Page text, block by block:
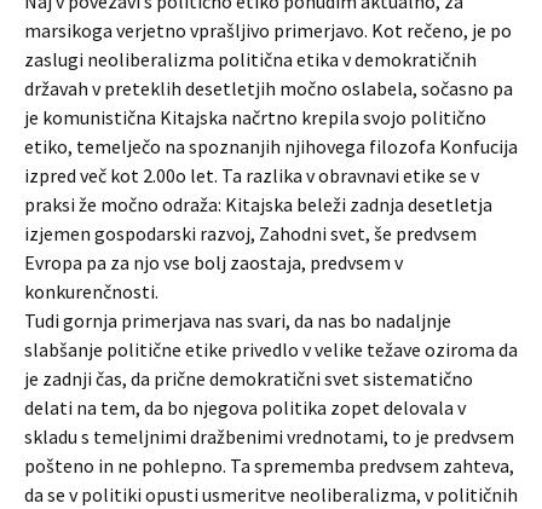
marsikoga verjetno vprašljivo primerjavo. Kot rečeno, je po
zaslugi neoliberalizma politična etika v demokratičnih
državah v preteklih desetletjih močno oslabela, sočasno pa
je komunistična Kitajska načrtno krepila svojo politično
etiko, temelječo na spoznanjih njihovega filozofa Konfucija
izpred več kot 2.00o let. Ta razlika v obravnavi etike se v
praksi že močno odraža: Kitajska beleži zadnja desetletja
izjemen gospodarski razvoj, Zahodni svet, še predvsem
Evropa pa za njo vse bolj zaostaja, predvsem v
konkurenčnosti.
Tudi gornja primerjava nas svari, da nas bo nadaljnje
slabšanje politične etike privedlo v velike težave oziroma da
je zadnji čas, da prične demokratični svet sistematično
delati na tem, da bo njegova politika zopet delovala v
skladu s temeljnimi dražbenimi vrednotami, to je predvsem
pošteno in ne pohlepno. Ta sprememba predvsem zahteva,
da se v politiki opusti usmeritve neoliberalizma, v političnih